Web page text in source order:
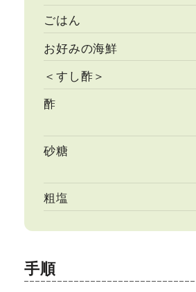
ごはん
お好みの海鮮
＜すし酢＞
酢
砂糖
粗塩
手順